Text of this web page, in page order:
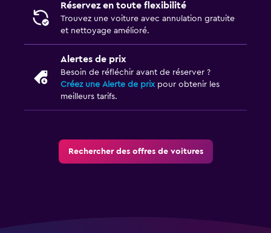
Réservez en toute flexibilité
Trouvez une voiture avec annulation gratuite
et nettoyage amélioré.
Alertes de prix
Besoin de réfléchir avant de réserver ?
Créez une Alerte de prixpour obtenir les
meilleurs tarifs.
Rechercher des offres de voitures